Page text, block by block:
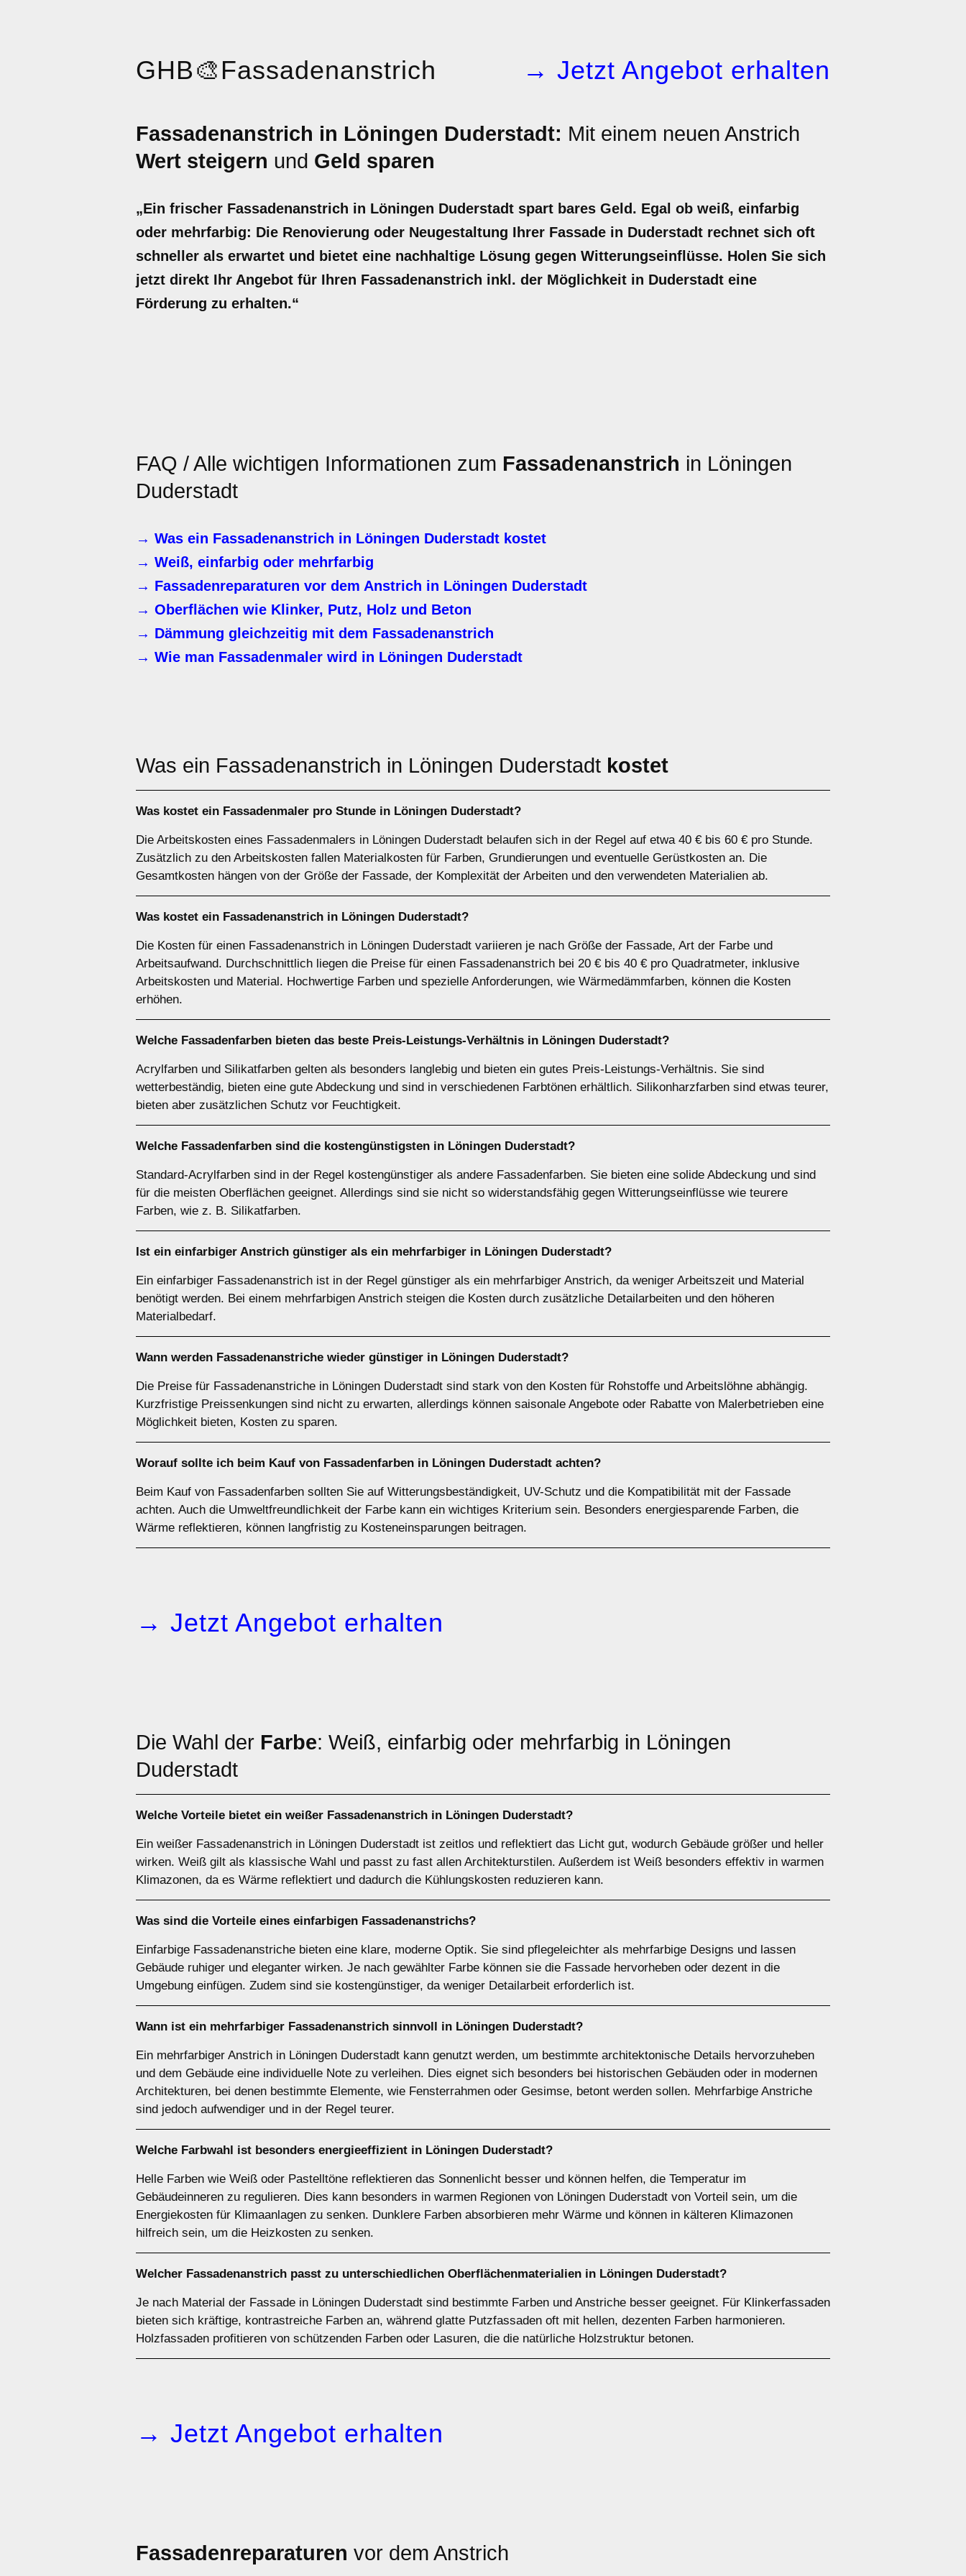
GHB🎨Fassadenanstrich → Jetzt Angebot erhalten
Fassadenanstrich in Löningen Duderstadt: Mit einem neuen Anstrich
Wert steigern und Geld sparen
„Ein frischer Fassadenanstrich in Löningen Duderstadt spart bares Geld. Egal ob weiß, einfarbig
oder mehrfarbig: Die Renovierung oder Neugestaltung Ihrer Fassade in Duderstadt rechnet sich oft
schneller als erwartet und bietet eine nachhaltige Lösung gegen Witterungseinflüsse. Holen Sie sich
jetzt direkt Ihr Angebot für Ihren Fassadenanstrich inkl. der Möglichkeit in Duderstadt eine
Förderung zu erhalten.“
FAQ / Alle wichtigen Informationen zum Fassadenanstrich in Löningen
Duderstadt
→ Was ein Fassadenanstrich in Löningen Duderstadt kostet
→ Weiß, einfarbig oder mehrfarbig
→ Fassadenreparaturen vor dem Anstrich in Löningen Duderstadt
→ Oberflächen wie Klinker, Putz, Holz und Beton
→ Dämmung gleichzeitig mit dem Fassadenanstrich
→ Wie man Fassadenmaler wird in Löningen Duderstadt
Was ein Fassadenanstrich in Löningen Duderstadt kostet
Was kostet ein Fassadenmaler pro Stunde in Löningen Duderstadt?
Die Arbeitskosten eines Fassadenmalers in Löningen Duderstadt belaufen sich in der Regel auf etwa 40 € bis 60 € pro Stunde.
Zusätzlich zu den Arbeitskosten fallen Materialkosten für Farben, Grundierungen und eventuelle Gerüstkosten an. Die
Gesamtkosten hängen von der Größe der Fassade, der Komplexität der Arbeiten und den verwendeten Materialien ab.
Was kostet ein Fassadenanstrich in Löningen Duderstadt?
Die Kosten für einen Fassadenanstrich in Löningen Duderstadt variieren je nach Größe der Fassade, Art der Farbe und
Arbeitsaufwand. Durchschnittlich liegen die Preise für einen Fassadenanstrich bei 20 € bis 40 € pro Quadratmeter, inklusive
Arbeitskosten und Material. Hochwertige Farben und spezielle Anforderungen, wie Wärmedämmfarben, können die Kosten
erhöhen.
Welche Fassadenfarben bieten das beste Preis-Leistungs-Verhältnis in Löningen Duderstadt?
Acrylfarben und Silikatfarben gelten als besonders langlebig und bieten ein gutes Preis-Leistungs-Verhältnis. Sie sind
wetterbeständig, bieten eine gute Abdeckung und sind in verschiedenen Farbtönen erhältlich. Silikonharzfarben sind etwas teurer,
bieten aber zusätzlichen Schutz vor Feuchtigkeit.
Welche Fassadenfarben sind die kostengünstigsten in Löningen Duderstadt?
Standard-Acrylfarben sind in der Regel kostengünstiger als andere Fassadenfarben. Sie bieten eine solide Abdeckung und sind
für die meisten Oberflächen geeignet. Allerdings sind sie nicht so widerstandsfähig gegen Witterungseinflüsse wie teurere
Farben, wie z. B. Silikatfarben.
Ist ein einfarbiger Anstrich günstiger als ein mehrfarbiger in Löningen Duderstadt?
Ein einfarbiger Fassadenanstrich ist in der Regel günstiger als ein mehrfarbiger Anstrich, da weniger Arbeitszeit und Material
benötigt werden. Bei einem mehrfarbigen Anstrich steigen die Kosten durch zusätzliche Detailarbeiten und den höheren
Materialbedarf.
Wann werden Fassadenanstriche wieder günstiger in Löningen Duderstadt?
Die Preise für Fassadenanstriche in Löningen Duderstadt sind stark von den Kosten für Rohstoffe und Arbeitslöhne abhängig.
Kurzfristige Preissenkungen sind nicht zu erwarten, allerdings können saisonale Angebote oder Rabatte von Malerbetrieben eine
Möglichkeit bieten, Kosten zu sparen.
Worauf sollte ich beim Kauf von Fassadenfarben in Löningen Duderstadt achten?
Beim Kauf von Fassadenfarben sollten Sie auf Witterungsbeständigkeit, UV-Schutz und die Kompatibilität mit der Fassade
achten. Auch die Umweltfreundlichkeit der Farbe kann ein wichtiges Kriterium sein. Besonders energiesparende Farben, die
Wärme reflektieren, können langfristig zu Kosteneinsparungen beitragen.
→ Jetzt Angebot erhalten
Die Wahl der Farbe: Weiß, einfarbig oder mehrfarbig in Löningen
Duderstadt
Welche Vorteile bietet ein weißer Fassadenanstrich in Löningen Duderstadt?
Ein weißer Fassadenanstrich in Löningen Duderstadt ist zeitlos und reflektiert das Licht gut, wodurch Gebäude größer und heller
wirken. Weiß gilt als klassische Wahl und passt zu fast allen Architekturstilen. Außerdem ist Weiß besonders effektiv in warmen
Klimazonen, da es Wärme reflektiert und dadurch die Kühlungskosten reduzieren kann.
Was sind die Vorteile eines einfarbigen Fassadenanstrichs?
Einfarbige Fassadenanstriche bieten eine klare, moderne Optik. Sie sind pflegeleichter als mehrfarbige Designs und lassen
Gebäude ruhiger und eleganter wirken. Je nach gewählter Farbe können sie die Fassade hervorheben oder dezent in die
Umgebung einfügen. Zudem sind sie kostengünstiger, da weniger Detailarbeit erforderlich ist.
Wann ist ein mehrfarbiger Fassadenanstrich sinnvoll in Löningen Duderstadt?
Ein mehrfarbiger Anstrich in Löningen Duderstadt kann genutzt werden, um bestimmte architektonische Details hervorzuheben
und dem Gebäude eine individuelle Note zu verleihen. Dies eignet sich besonders bei historischen Gebäuden oder in modernen
Architekturen, bei denen bestimmte Elemente, wie Fensterrahmen oder Gesimse, betont werden sollen. Mehrfarbige Anstriche
sind jedoch aufwendiger und in der Regel teurer.
Welche Farbwahl ist besonders energieeffizient in Löningen Duderstadt?
Helle Farben wie Weiß oder Pastelltöne reflektieren das Sonnenlicht besser und können helfen, die Temperatur im
Gebäudeinneren zu regulieren. Dies kann besonders in warmen Regionen von Löningen Duderstadt von Vorteil sein, um die
Energiekosten für Klimaanlagen zu senken. Dunklere Farben absorbieren mehr Wärme und können in kälteren Klimazonen
hilfreich sein, um die Heizkosten zu senken.
Welcher Fassadenanstrich passt zu unterschiedlichen Oberflächenmaterialien in Löningen Duderstadt?
Je nach Material der Fassade in Löningen Duderstadt sind bestimmte Farben und Anstriche besser geeignet. Für Klinkerfassaden
bieten sich kräftige, kontrastreiche Farben an, während glatte Putzfassaden oft mit hellen, dezenten Farben harmonieren.
Holzfassaden profitieren von schützenden Farben oder Lasuren, die die natürliche Holzstruktur betonen.
→ Jetzt Angebot erhalten
Fassadenreparaturen vor dem Anstrich